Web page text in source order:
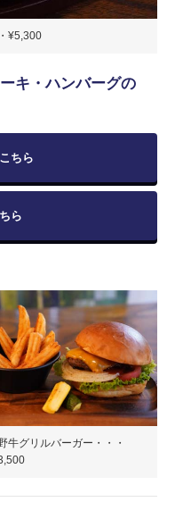
¥5,300
キ・ハンバーグの
ちら
ちら
牛グリルバーガー・・・